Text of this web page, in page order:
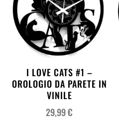
I LOVE CATS #1 –
OROLOGIO DA PARETE IN
VINILE
29,99€